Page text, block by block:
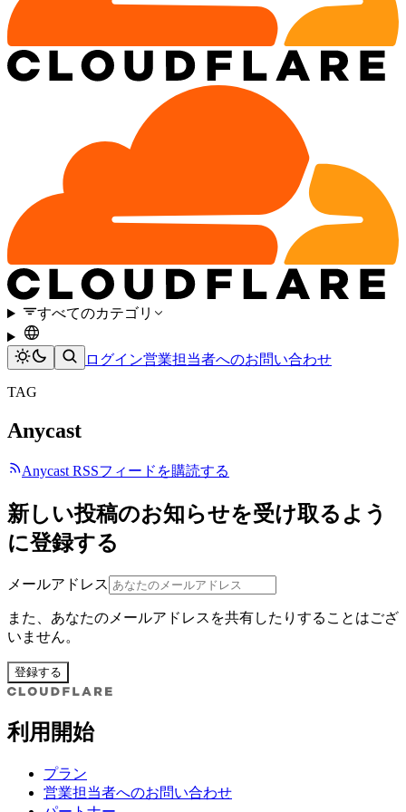
すべてのカテゴリ
ログイン営業担当者へのお問い合わせ
TAG
Anycast
Anycast RSSフィードを購読する
新しい投稿のお知らせを受け取るよう
に登録する
メールアドレス
また、あなたのメールアドレスを共有したりすることはござ
いません。
登録する
利用開始
プラン
営業担当者へのお問い合わせ